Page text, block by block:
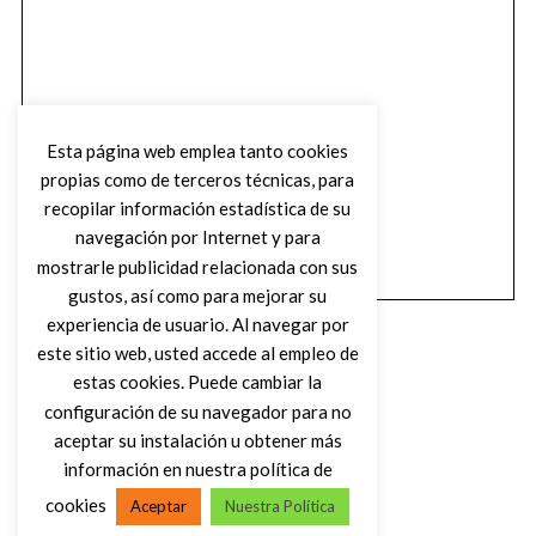
VOLVER AL INICIO
Esta página web emplea tanto cookies
propias como de terceros técnicas, para
recopilar información estadística de su
navegación por Internet y para
mostrarle publicidad relacionada con sus
gustos, así como para mejorar su
experiencia de usuario. Al navegar por
este sitio web, usted accede al empleo de
estas cookies. Puede cambiar la
configuración de su navegador para no
aceptar su instalación u obtener más
información en nuestra política de
cookies
Aceptar Nuestra Política